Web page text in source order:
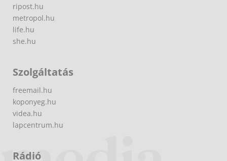
ripost.hu
metropol.hu
life.hu
she.hu
Szolgáltatás
freemail.hu
koponyeg.hu
videa.hu
lapcentrum.hu
Rádió